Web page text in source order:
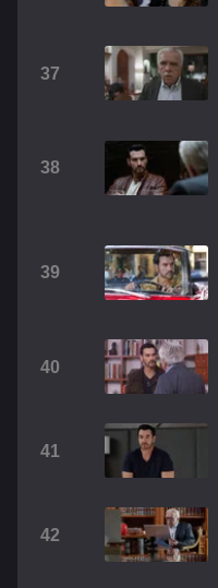
37
38
39
40
41
42